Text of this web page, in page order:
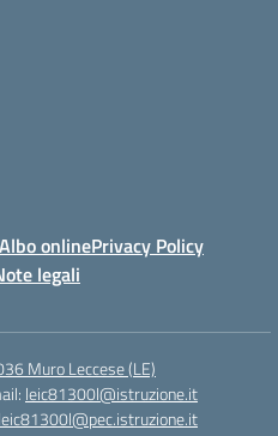
Albo onlinePrivacy Policy
legali
Muro Leccese (LE)
leic81300l@istruzione.it
leic81300l@pec.istruzione.it